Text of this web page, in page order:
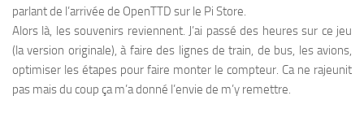
parlant de l’arrivée de OpenTTD sur le Pi Store.
Alors là, les souvenirs reviennent. J’ai passé des heures sur ce jeu
(la version originale), à faire des lignes de train, de bus, les avions,
optimiser les étapes pour faire monter le compteur. Ca ne rajeunit
pas mais du coup ça m’a donné l’envie de m’y remettre.